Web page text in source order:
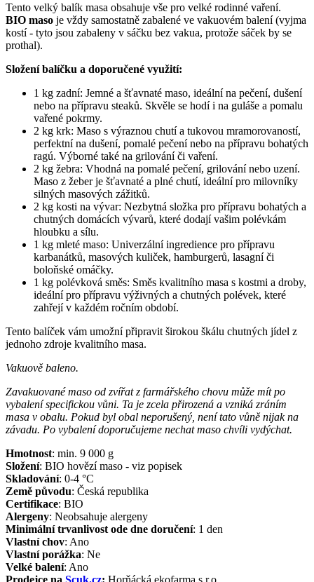
Tento velký balík masa obsahuje vše pro velké rodinné vaření.
BIO maso je vždy samostatně zabalené ve vakuovém balení (vyjma
kostí - tyto jsou zabaleny v sáčku bez vakua, protože sáček by se
prothal).
Složení balíčku a doporučené využití:
1 kg zadní: Jemné a šťavnaté maso, ideální na pečení, dušení
nebo na přípravu steaků. Skvěle se hodí i na guláše a pomalu
vařené pokrmy.
2 kg krk: Maso s výraznou chutí a tukovou mramorovaností,
perfektní na dušení, pomalé pečení nebo na přípravu bohatých
ragú. Výborné také na grilování či vaření.
2 kg žebra: Vhodná na pomalé pečení, grilování nebo uzení.
Maso z žeber je šťavnaté a plné chutí, ideální pro milovníky
silných masových zážitků.
2 kg kosti na vývar: Nezbytná složka pro přípravu bohatých a
chutných domácích vývarů, které dodají vašim polévkám
hloubku a sílu.
1 kg mleté maso: Univerzální ingredience pro přípravu
karbanátků, masových kuliček, hamburgerů, lasagní či
boloňské omáčky.
1 kg polévková směs: Směs kvalitního masa s kostmi a droby,
ideální pro přípravu výživných a chutných polévek, které
zahřejí v každém ročním období.
Tento balíček vám umožní připravit širokou škálu chutných jídel z
jednoho zdroje kvalitního masa.
Vakuově baleno.
Zavakuované maso od zvířat z farmářského chovu může mít po
vybalení specifickou vůni. Ta je zcela přirozená a vzniká zráním
masa v obalu. Pokud byl obal neporušený, není tato vůně nijak na
závadu. Po vybalení doporučujeme nechat maso chvíli vydýchat.
Hmotnost: min. 9 000 g
Složení: BIO hovězí maso - viz popisek
Skladování: 0-4 °C
Země původu: Česká republika
Certifikace: BIO
Alergeny: Neobsahuje alergeny
Minimální trvanlivost ode dne doručení: 1 den
Vlastní chov: Ano
Vlastní porážka: Ne
Velké balení: Ano
Prodejce na Scuk.cz: Horňácká ekofarma s.r.o.